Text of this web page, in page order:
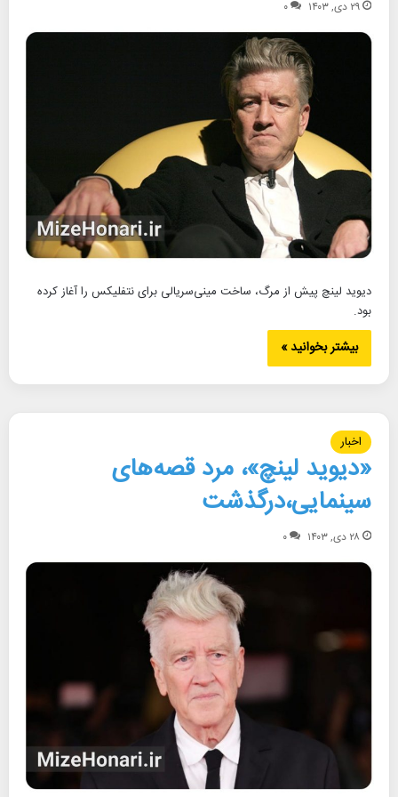
۲۹ دی, ۱۴۰۳ ۰
دیوید لینچ پیش از مرگ، ساخت مینی‌سریالی برای نتفلیکس را آغاز کرده
بود.
بیشتر بخوانید »
اخبار
«دیوید لینچ»، مرد قصه‌های
سینمایی،درگذشت
۲۸ دی, ۱۴۰۳ ۰